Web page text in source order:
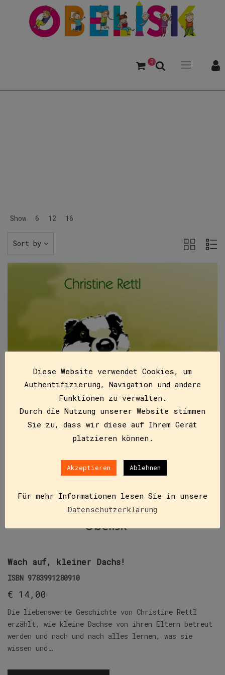
0
Show 6 12 16
Sort by
Wach auf, kleiner Dachs!
ISBN 9783991280910
€ 14,00
Die liebenswerte Geschichte von Christine Rettl
erzählt, wie kleine Dachse von ihren Eltern betreut
werden und nach und nach alles lernen, was sie
wissen und…
Diese Website verwendet Cookies, um
Authentifizierung, Navigation und andere
Funktionen zu verwalten.
Durch die Nutzung unserer Website stimmen
Sie zu, dass wir diese auf Ihrem Gerät
platzieren können.
Akzeptieren Ablehnen
Für mehr Informationen lesen Sie in unsere
Datenschutzerklärung